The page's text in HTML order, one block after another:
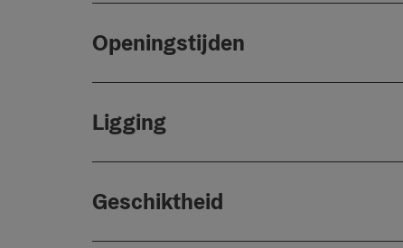
Openingstijden
Ligging
Geschiktheid